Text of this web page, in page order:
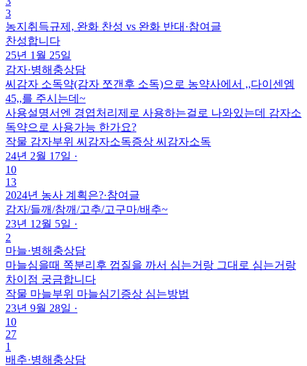
3
농지취득규제, 완화 찬성 vs 완화 반대 ·참여글
찬성합니다
25년 1월 25일
감자·병해충상담
씨감자 소독약(감자 쪼갠후 소독)으로 농약사에서 ,,다이센엠
45,,를 주시는데~
사용설명서엔 경엽처리제로 사용하는걸로 나와있는데 감자소
독약으로 사용가능 한가요?
작물 감자부위 씨감자소독증상 씨감자소독
24년 2월 17일 ·
10
13
2024년 농사 계획은?·참여글
감자/들깨/참깨/고추/고구마/배추~
23년 12월 5일 ·
2
마늘·병해충상담
마늘심을때 쪽분리후 껍질을 까서 심는거랑 그대로 심는거랑
차이점 궁금합니다
작물 마늘부위 마늘심기 증상 심는방법
23년 9월 28일 ·
10
27
1
배추·병해충상담